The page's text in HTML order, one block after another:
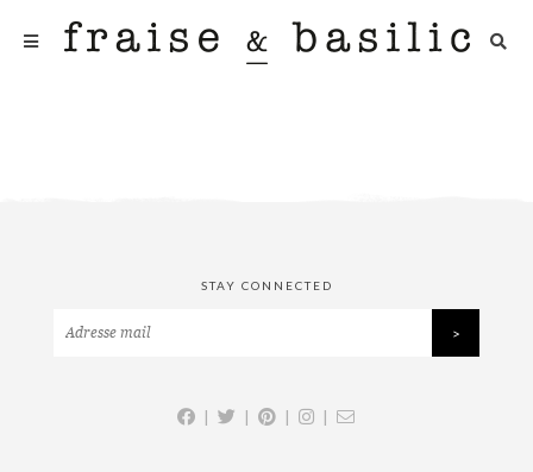
STAY CONNECTED
| | | |